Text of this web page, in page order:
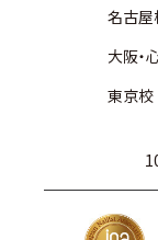
名古屋
大阪・
東京校